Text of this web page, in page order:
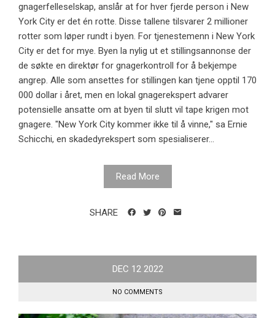
gnagerfelleselskap, anslår at for hver fjerde person i New
York City er det én rotte. Disse tallene tilsvarer 2 millioner
rotter som løper rundt i byen. For tjenestemenn i New York
City er det for mye. Byen la nylig ut et stillingsannonse der
de søkte en direktør for gnagerkontroll for å bekjempe
angrep. Alle som ansettes for stillingen kan tjene opptil 170
000 dollar i året, men en lokal gnagerekspert advarer
potensielle ansatte om at byen til slutt vil tape krigen mot
gnagere. "New York City kommer ikke til å vinne," sa Ernie
Schicchi, en skadedyrekspert som spesialiserer...
Read More
SHARE
DEC 12 2022
NO COMMENTS